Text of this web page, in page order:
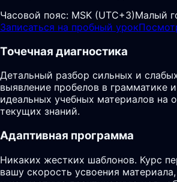
Часовой пояс: MSK (UTC+3)Малый
Записаться на пробный урок
Точечная диагностика
Детальный разбор сильных и
выявление пробелов в грамматике
идеальных учебных материалов на
текущих знаний.
Адаптивная программа
Никаких жестких шаблонов. Курс
вашу скорость усвоения